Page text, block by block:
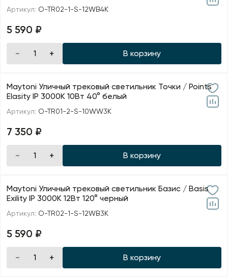
Артикул: O-TR02-1-S-12WB4K
5 590 ₽
В корзину
Maytoni Уличный трековый светильник Точки / Points
Elasity IP 3000K 10Вт 40° белый
Артикул: O-TR01-2-S-10WW3K
7 350 ₽
В корзину
Maytoni Уличный трековый светильник Базис / Basis
Exility IP 3000К 12Вт 120° черный
Артикул: O-TR02-1-S-12WB3K
5 590 ₽
В корзину